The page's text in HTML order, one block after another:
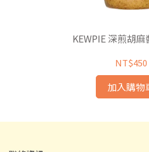
KEWPIE 深煎胡
NT$450
加入購物